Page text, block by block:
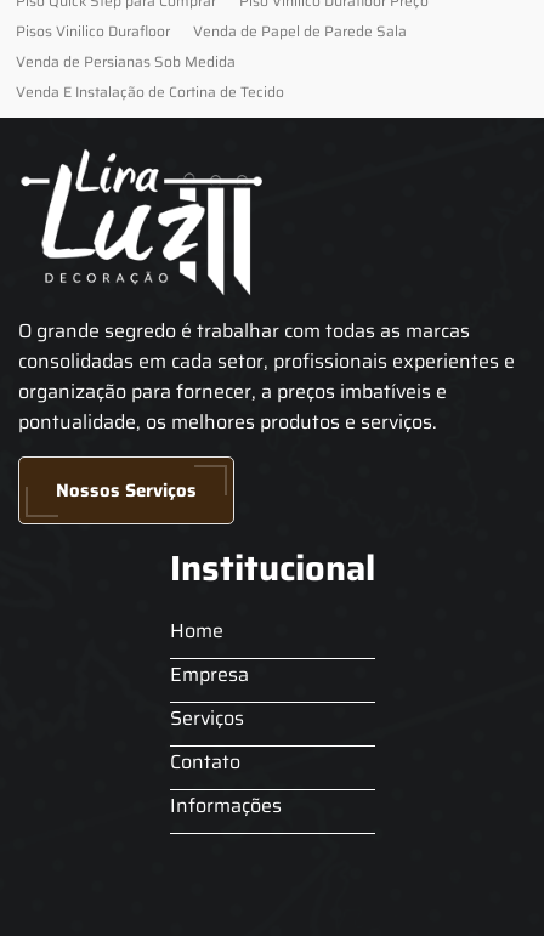
Pisos Vinilico Durafloor
Venda de Papel de Parede Sala
Venda de Persianas Sob Medida
Venda E Instalação de Cortina de Tecido
O grande segredo é trabalhar com todas as marcas
consolidadas em cada setor, profissionais experientes e
organização para fornecer, a preços imbatíveis e
pontualidade, os melhores produtos e serviços.
Nossos Serviços
Institucional
Home
Empresa
Serviços
Contato
Informações